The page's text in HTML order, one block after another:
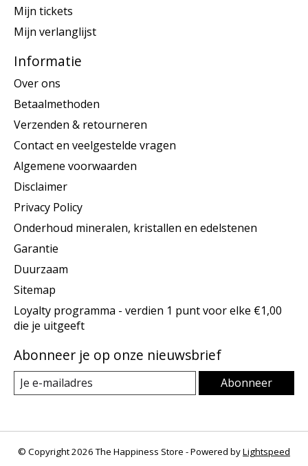
Mijn tickets
Mijn verlanglijst
Informatie
Over ons
Betaalmethoden
Verzenden & retourneren
Contact en veelgestelde vragen
Algemene voorwaarden
Disclaimer
Privacy Policy
Onderhoud mineralen, kristallen en edelstenen
Garantie
Duurzaam
Sitemap
Loyalty programma - verdien 1 punt voor elke €1,00
die je uitgeeft
Abonneer je op onze nieuwsbrief
Abonneer
© Copyright 2026 The Happiness Store - Powered byLightspeed